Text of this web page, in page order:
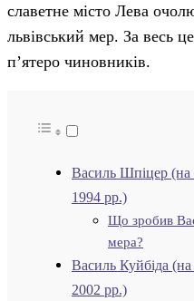
славетне місто Лева
львівський мер. За весь
п’ятеро чиновників.
Василь Шпіцер (на
1994 рр.)
Що зробив
мера?
Василь Куйбіда (на
2002 рр.)